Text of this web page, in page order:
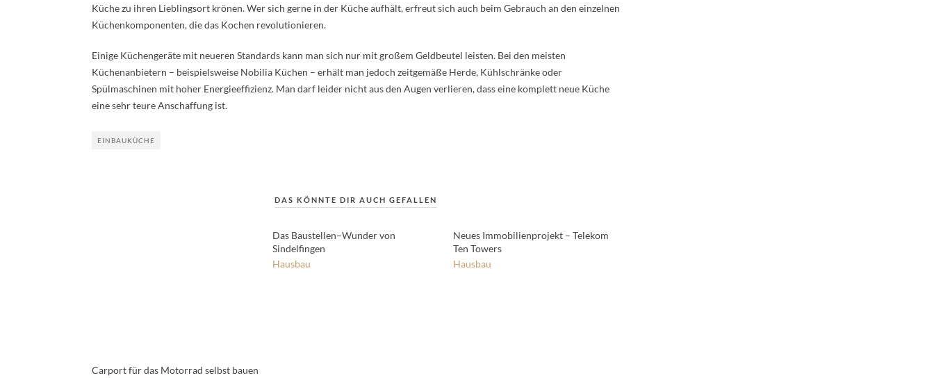
Küche zu ihren Lieblingsort krönen. Wer sich gerne in der Küche aufhält, erfreut sich auch beim Gebrauch an den einzelnen
Küchenkomponenten, die das Kochen revolutionieren.
Einige Küchengeräte mit neueren Standards kann man sich nur mit großem Geldbeutel leisten. Bei den meisten
Küchenanbietern – beispielsweise Nobilia Küchen – erhält man jedoch zeitgemäße Herde, Kühlschränke oder
Spülmaschinen mit hoher Energieeffizienz. Man darf leider nicht aus den Augen verlieren, dass eine komplett neue Küche
eine sehr teure Anschaffung ist.
EINBAUKÜCHE
DAS KÖNNTE DIR AUCH GEFALLEN
Carport für das Motorrad selbst bauen
Das Baustellen–Wunder von
Sindelfingen
Hausbau
Neues Immobilienprojekt – Telekom
Ten Towers
Hausbau